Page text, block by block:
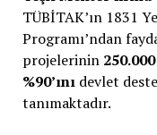
TÜBİTAK’ın 1831
Programı’ndan
projelerinin
%90’ınıdevlet
tanımaktadır.